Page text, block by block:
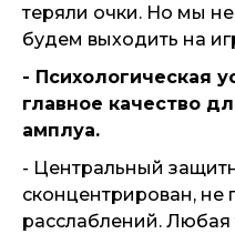
теряли очки. Но мы
будем выходить на
- Психологическая
главное качество
амплуа.
- Центральный
сконцентрирован, не
расслаблений.